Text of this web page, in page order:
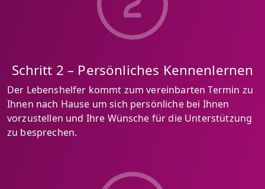
Schritt 2 – Persönliches Kennenlernen
Der Lebenshelfer kommt zum vereinbarten Termin zu
Ihnen nach Hause um sich persönliche bei Ihnen
vorzustellen und Ihre Wünsche für die Unterstützung
zu besprechen.